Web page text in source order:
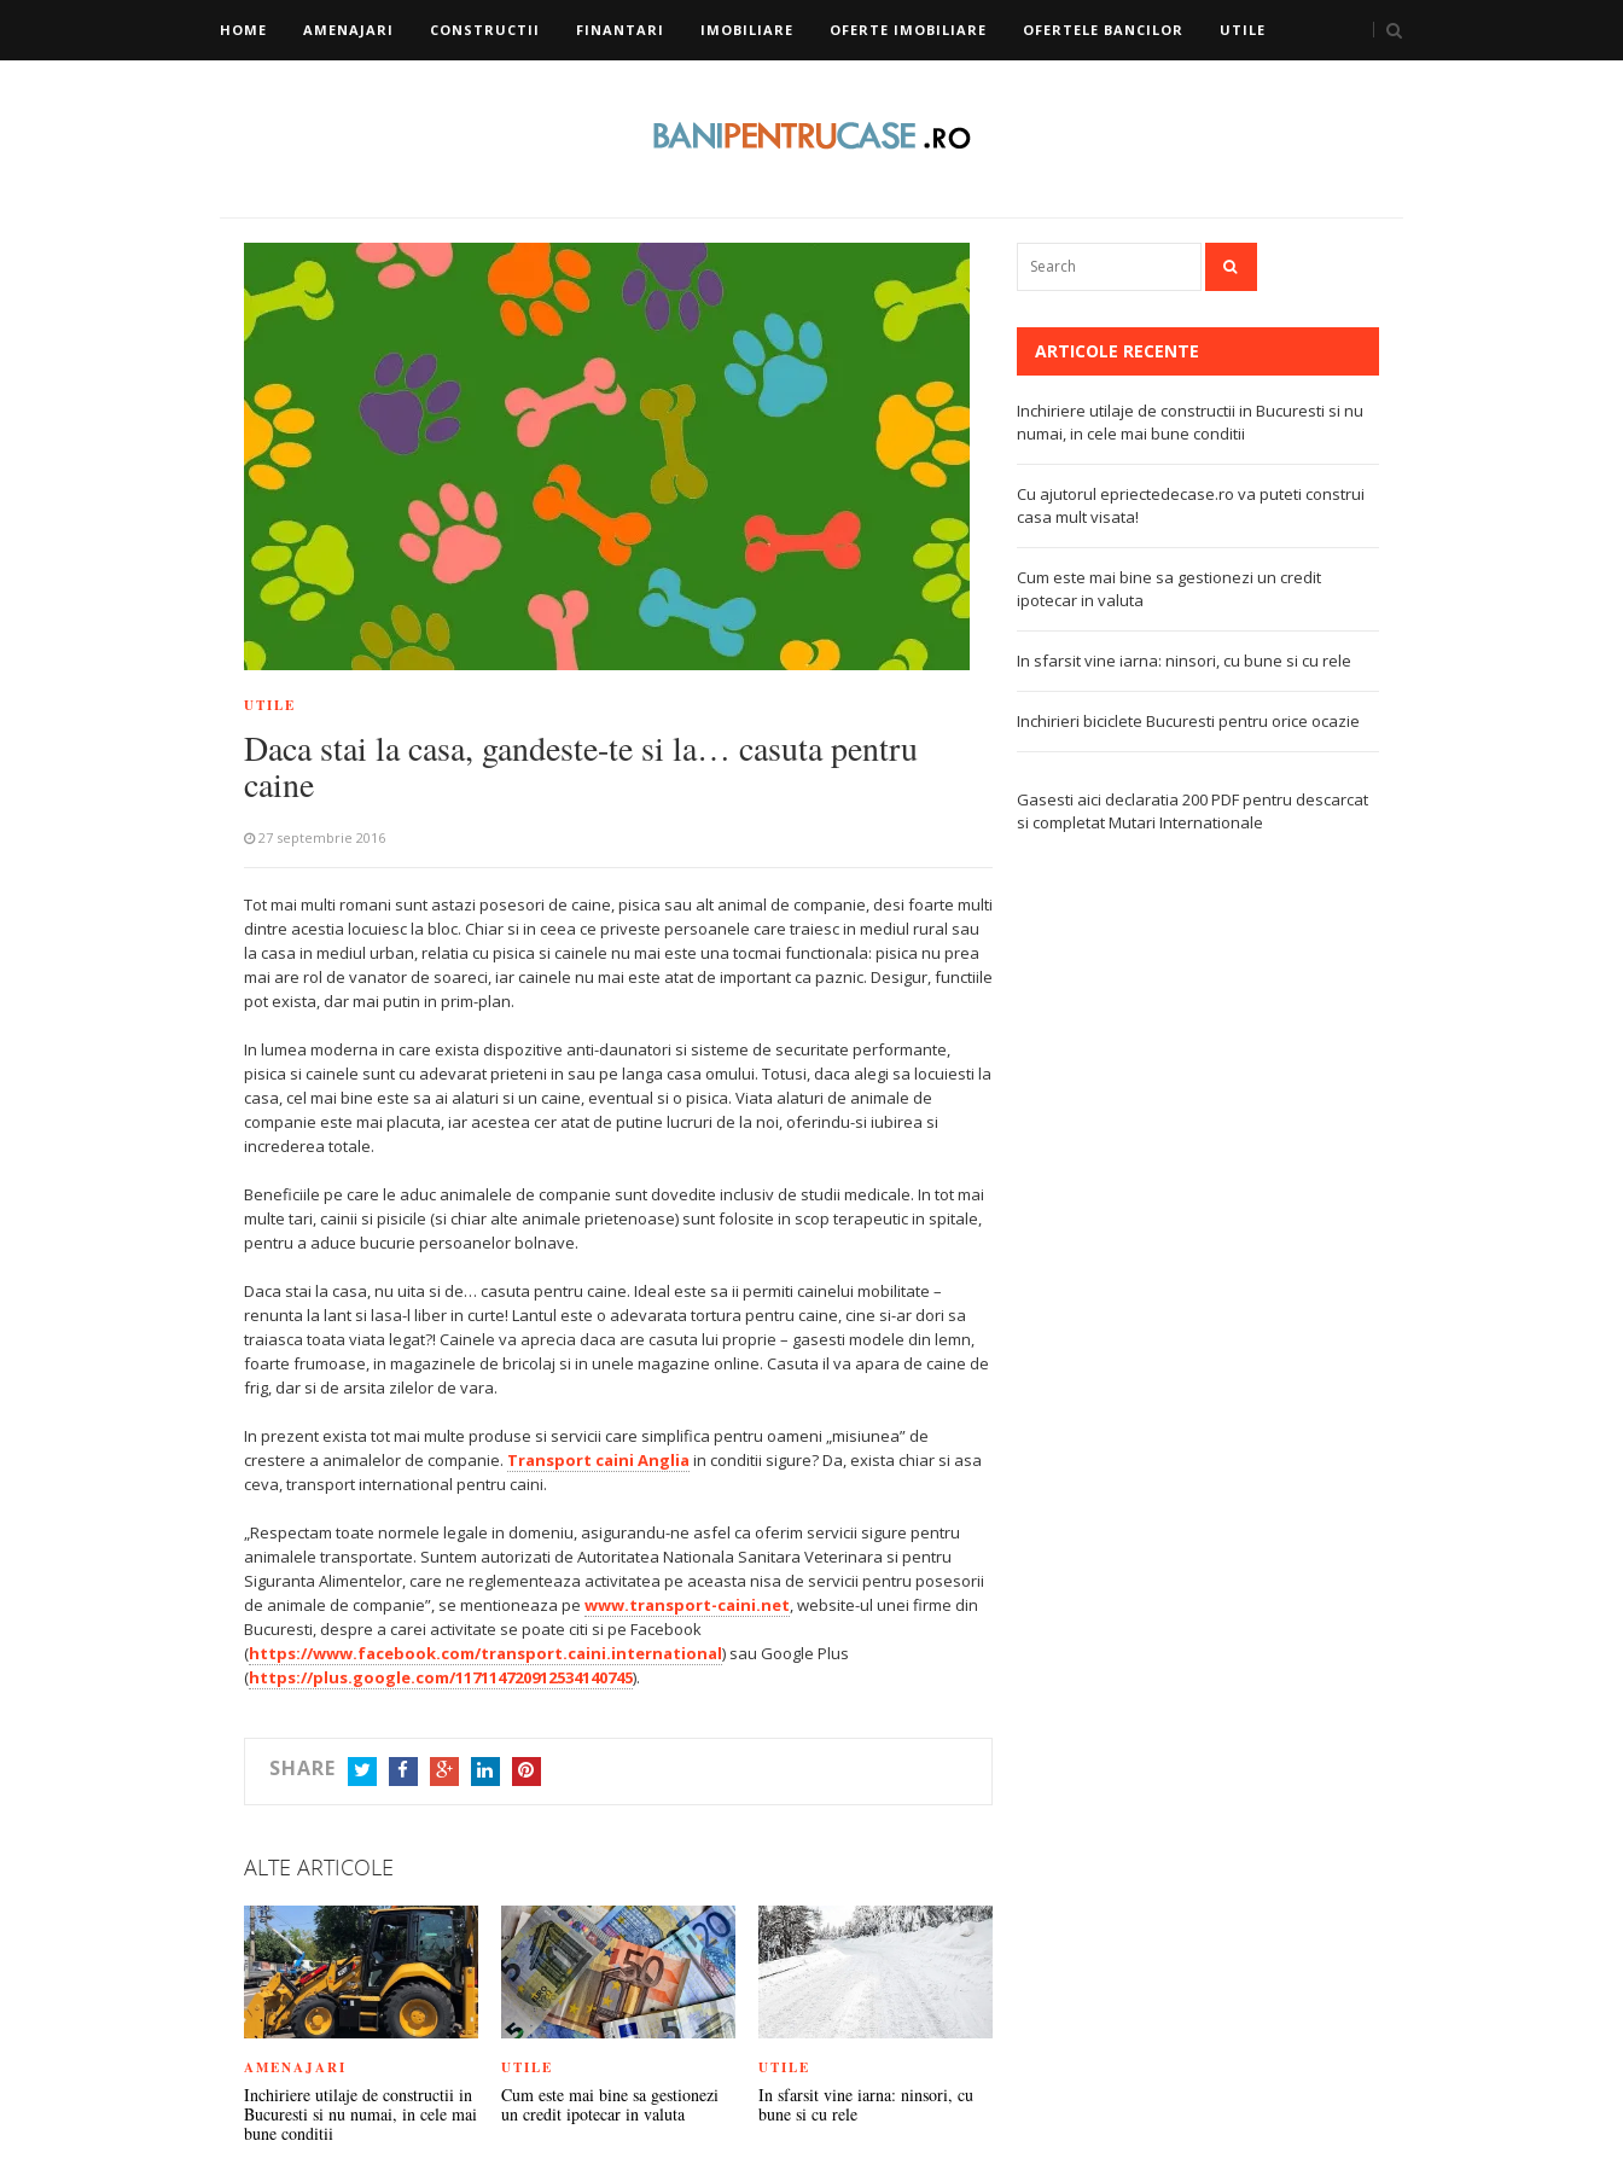
HOME AMENAJARI CONSTRUCTII FINANTARI IMOBILIARE OFERTE IMOBILIARE OFERTELE BANCILOR UTILE
UTILE
Daca stai la casa, gandeste-te si la… casuta pentru
caine
27 septembrie 2016
Tot mai multi romani sunt astazi posesori de caine, pisica sau alt animal de companie, desi foarte multi
dintre acestia locuiesc la bloc. Chiar si in ceea ce priveste persoanele care traiesc in mediul rural sau
la casa in mediul urban, relatia cu pisica si cainele nu mai este una tocmai functionala: pisica nu prea
mai are rol de vanator de soareci, iar cainele nu mai este atat de important ca paznic. Desigur, functiile
pot exista, dar mai putin in prim-plan.
In lumea moderna in care exista dispozitive anti-daunatori si sisteme de securitate performante,
pisica si cainele sunt cu adevarat prieteni in sau pe langa casa omului. Totusi, daca alegi sa locuiesti la
casa, cel mai bine este sa ai alaturi si un caine, eventual si o pisica. Viata alaturi de animale de
companie este mai placuta, iar acestea cer atat de putine lucruri de la noi, oferindu-si iubirea si
increderea totale.
Beneficiile pe care le aduc animalele de companie sunt dovedite inclusiv de studii medicale. In tot mai
multe tari, cainii si pisicile (si chiar alte animale prietenoase) sunt folosite in scop terapeutic in spitale,
pentru a aduce bucurie persoanelor bolnave.
Daca stai la casa, nu uita si de… casuta pentru caine. Ideal este sa ii permiti cainelui mobilitate –
renunta la lant si lasa-l liber in curte! Lantul este o adevarata tortura pentru caine, cine si-ar dori sa
traiasca toata viata legat?! Cainele va aprecia daca are casuta lui proprie – gasesti modele din lemn,
foarte frumoase, in magazinele de bricolaj si in unele magazine online. Casuta il va apara de caine de
frig, dar si de arsita zilelor de vara.
In prezent exista tot mai multe produse si servicii care simplifica pentru oameni „misiunea” de
crestere a animalelor de companie. Transport caini Anglia in conditii sigure? Da, exista chiar si asa
ceva, transport international pentru caini.
„Respectam toate normele legale in domeniu, asigurandu-ne asfel ca oferim servicii sigure pentru
animalele transportate. Suntem autorizati de Autoritatea Nationala Sanitara Veterinara si pentru
Siguranta Alimentelor, care ne reglementeaza activitatea pe aceasta nisa de servicii pentru posesorii
de animale de companie”, se mentioneaza pe www.transport-caini.net, website-ul unei firme din
Bucuresti, despre a carei activitate se poate citi si pe Facebook
(https://www.facebook.com/transport.caini.international) sau Google Plus
(https://plus.google.com/117114720912534140745).
SHARE
ALTE ARTICOLE
AMENAJARI
Inchiriere utilaje de constructii in
Bucuresti si nu numai, in cele mai
bune conditii
UTILE
Cum este mai bine sa gestionezi
un credit ipotecar in valuta
UTILE
In sfarsit vine iarna: ninsori, cu
bune si cu rele
ARTICOLE RECENTE
Inchiriere utilaje de constructii in Bucuresti si nu
numai, in cele mai bune conditii
Cu ajutorul epriectedecase.ro va puteti construi
casa mult visata!
Cum este mai bine sa gestionezi un credit
ipotecar in valuta
In sfarsit vine iarna: ninsori, cu bune si cu rele
Inchirieri biciclete Bucuresti pentru orice ocazie
Gasesti aici declaratia 200 PDFpentru descarcat
si completatMutari Internationale